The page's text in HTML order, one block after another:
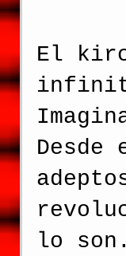
El
lo